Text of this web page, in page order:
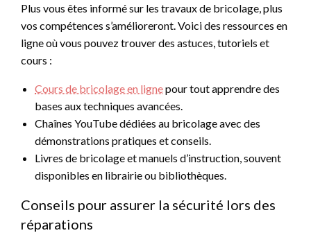
Plus vous êtes informé sur les travaux de bricolage, plus
vos compétences s’amélioreront. Voici des ressources en
ligne où vous pouvez trouver des astuces, tutoriels et
cours :
Cours de bricolage en lignepour tout apprendre des
bases aux techniques avancées.
Chaînes YouTube dédiées au bricolage avec des
démonstrations pratiques et conseils.
Livres de bricolage et manuels d’instruction, souvent
disponibles en librairie ou bibliothèques.
Conseils pour assurer la sécurité lors des
réparations